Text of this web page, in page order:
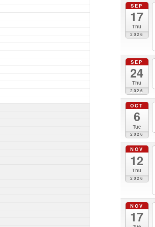
SEP
17
Thu
2026
SEP
24
Thu
2026
OCT
6
Tue
2026
NOV
12
Thu
2026
NOV
17